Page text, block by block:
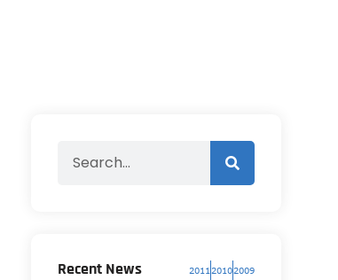
Recent News 2011 20102009